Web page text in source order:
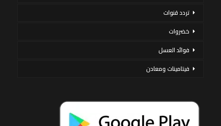
تردد قنوات
خضروات
فوائد العسل
فيتامينات ومعادن